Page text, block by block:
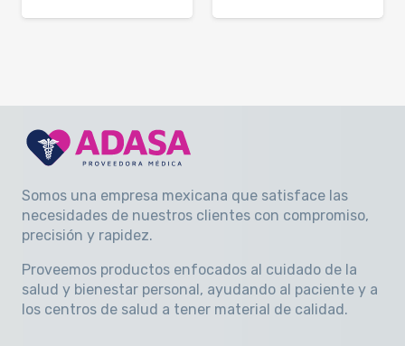
Somos una empresa mexicana que satisface las
necesidades de nuestros clientes con compromiso,
precisión y rapidez.
Proveemos productos enfocados al cuidado de la
salud y bienestar personal, ayudando al paciente y a
los centros de salud a tener material de calidad.